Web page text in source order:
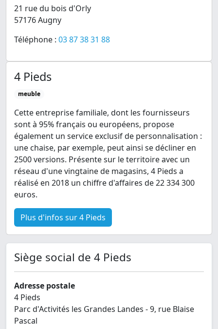
21 rue du bois d'Orly
57176 Augny
Téléphone : 03 87 38 31 88
4 Pieds
meuble
Cette entreprise familiale, dont les fournisseurs
sont à 95% français ou européens, propose
également un service exclusif de personnalisation :
une chaise, par exemple, peut ainsi se décliner en
2500 versions. Présente sur le territoire avec un
réseau d'une vingtaine de magasins, 4 Pieds a
réalisé en 2018 un chiffre d'affaires de 22 334 300
euros.
Plus d'infos sur 4 Pieds
Siège social de 4 Pieds
Adresse postale
4 Pieds
Parc d'Activités les Grandes Landes - 9, rue Blaise
Pascal